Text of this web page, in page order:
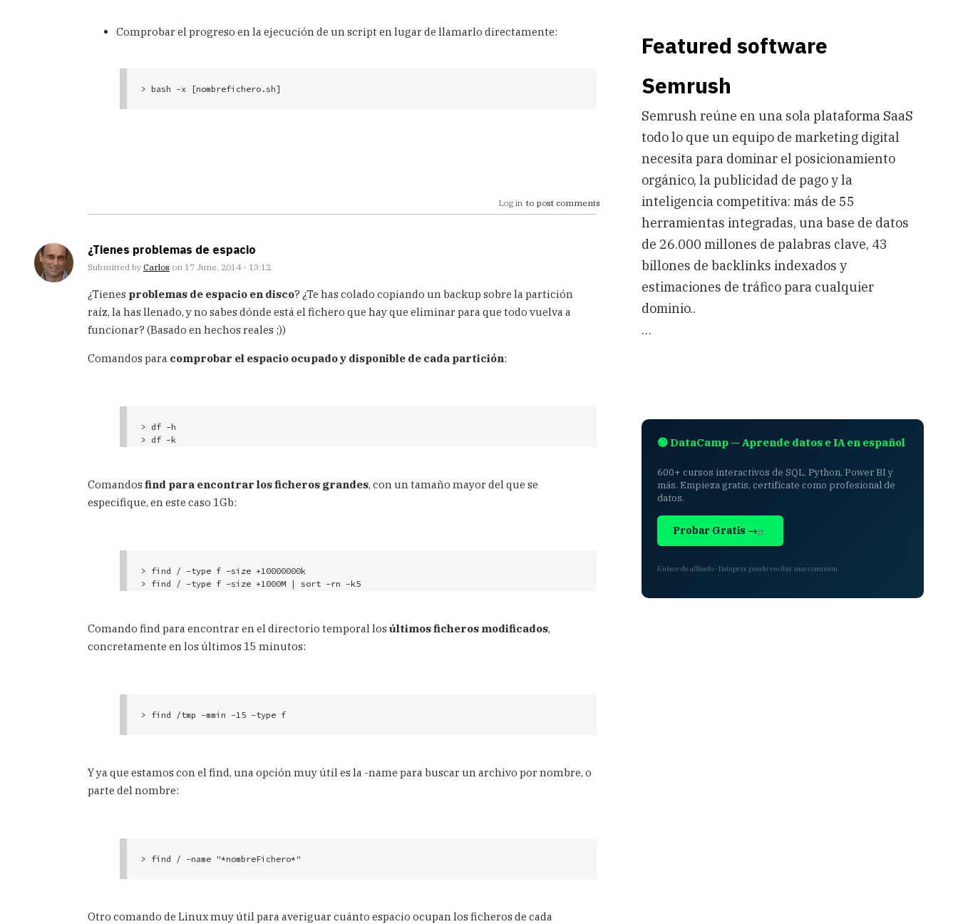
Comprobar el progreso en la ejecución de un script en lugar de llamarlo directamente:
> bash -x [nombrefichero.sh]
Log in to post comments
¿Tienes problemas de espacio
Submitted by Carlos on 17 June, 2014 - 13:12
¿Tienes problemas de espacio en disco? ¿Te has colado copiando un backup sobre la partición
raíz, la has llenado, y no sabes dónde está el fichero que hay que eliminar para que todo vuelva a
funcionar? (Basado en hechos reales ;))
Comandos para comprobar el espacio ocupado y disponible de cada partición:
> df -h
> df -k
Comandos find para encontrar los ficheros grandes, con un tamaño mayor del que se
especifique, en este caso 1Gb:
> find / -type f -size +10000000k
> find / -type f -size +1000M | sort -rn -k5
Comando find para encontrar en el directorio temporal los últimos ficheros modificados,
concretamente en los últimos 15 minutos:
Y ya que estamos con el find, una opción muy útil es la -name para buscar un archivo por nombre, o
parte del nombre:
Otro comando de Linux muy útil para averiguar cuánto espacio ocupan los ficheros de cada
Featured software
Semrush
Semrush reúne en una sola plataforma SaaS
todo lo que un equipo de marketing digital
necesita para dominar el posicionamiento
orgánico, la publicidad de pago y la
inteligencia competitiva: más de 55
herramientas integradas, una base de datos
de 26.000 millones de palabras clave, 43
billones de backlinks indexados y
estimaciones de tráfico para cualquier
dominio..
…
🟢 DataCamp — Aprende datos e IA en español
600+ cursos interactivos de SQL, Python, Power BI y
más. Empieza gratis, certifícate como profesional de
datos.
Probar Gratis →
Enlace de afiliado · Dataprix puede recibir una comisión